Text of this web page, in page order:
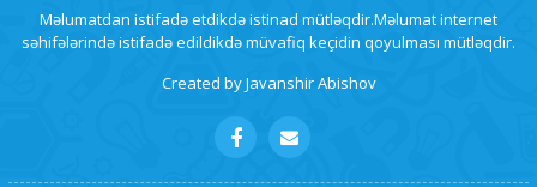
Məlumatdan istifadə etdikdə istinad mütləqdir.Məlumat internet
səhifələrində istifadə edildikdə müvafiq keçidin qoyulması mütləqdir.
Created byJavanshir Abishov